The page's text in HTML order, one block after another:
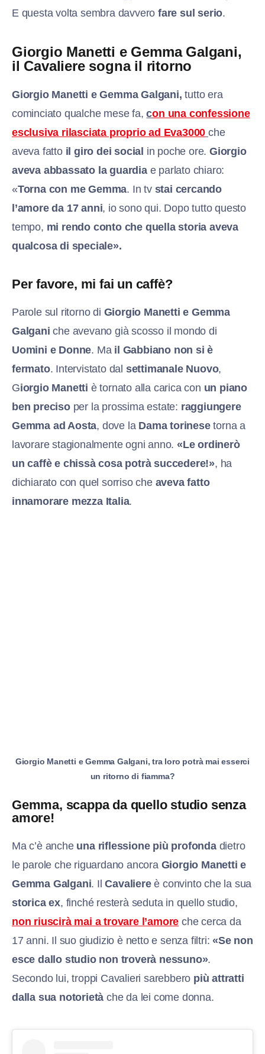
E questa volta sembra davverofare sul serio.
Giorgio Manetti e Gemma Galgani,
il Cavaliere sogna il ritorno
Giorgio Manetti e Gemma Galgani,tutto era
cominciato qualche mese fa,con una confessione
esclusiva rilasciata proprio ad Eva3000 che
aveva fatto il giro dei social in poche ore.Giorgio
aveva abbassato la guardia e parlato chiaro:
«Torna con me Gemma. In tv stai cercando
l’amore da 17 anni, io sono qui. Dopo tutto questo
tempo, mi rendo conto che quella storia aveva
qualcosa di speciale».
Per favore, mi fai un caffè?
Parole sul ritorno di Giorgio Manetti e Gemma
Galganiche avevano già scosso il mondo di
Uomini e Donne. Ma il Gabbiano non si è
fermato. Intervistato dal settimanale Nuovo,
Giorgio Manetti è tornato alla carica con un piano
ben precisoper la prossima estate: raggiungere
Gemma ad Aosta, dove la Dama torinesetorna a
lavorare stagionalmente ogni anno.«Le ordinerò
un caffè e chissà cosa potrà succedere!», ha
dichiarato con quel sorriso che aveva fatto
innamorare mezza Italia.
Giorgio Manetti e Gemma Galgani, tra loro potrà mai esserci
un ritorno di fiamma?
Gemma, scappa da quello studio senza
amore!
Ma c’è anche una riflessione più profondadietro
le parole che riguardano ancora Giorgio Manetti e
Gemma Galgani. IlCavaliereè convinto che la sua
storica ex, finché resterà seduta in quello studio,
non riuscirà mai a trovare l’amore che cerca da
17 anni. Il suo giudizio è netto e senza filtri:«Se non
esce dallo studio non troverà nessuno».
Secondo lui, troppi Cavalieri sarebbero più attratti
dalla sua notorietàche da lei come donna.